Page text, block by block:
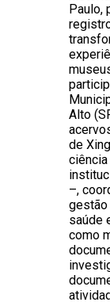
Paulo,
Alto
de
–,
gestão
saúde
como